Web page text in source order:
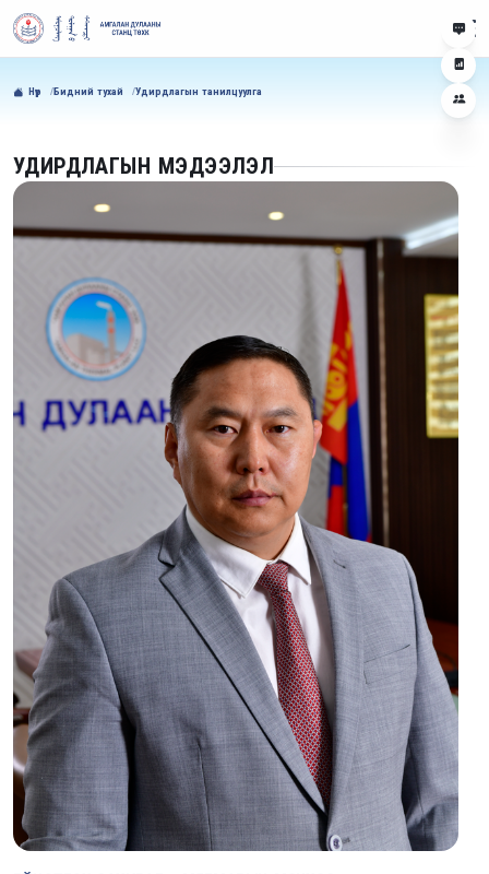
Нүүр Бидний тухай Удирдлагын танилцуулга
УДИРДЛАГЫН МЭДЭЭЛЭЛ